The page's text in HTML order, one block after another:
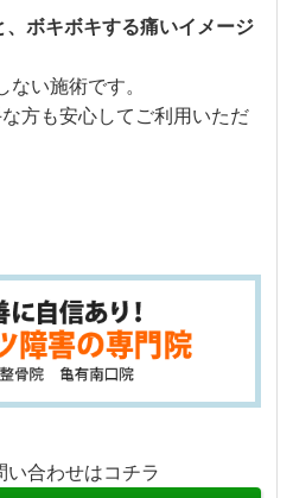
ボキボキする痛いイメージ
い施術です。
方も安心してご利用いただ
い合わせはコチラ